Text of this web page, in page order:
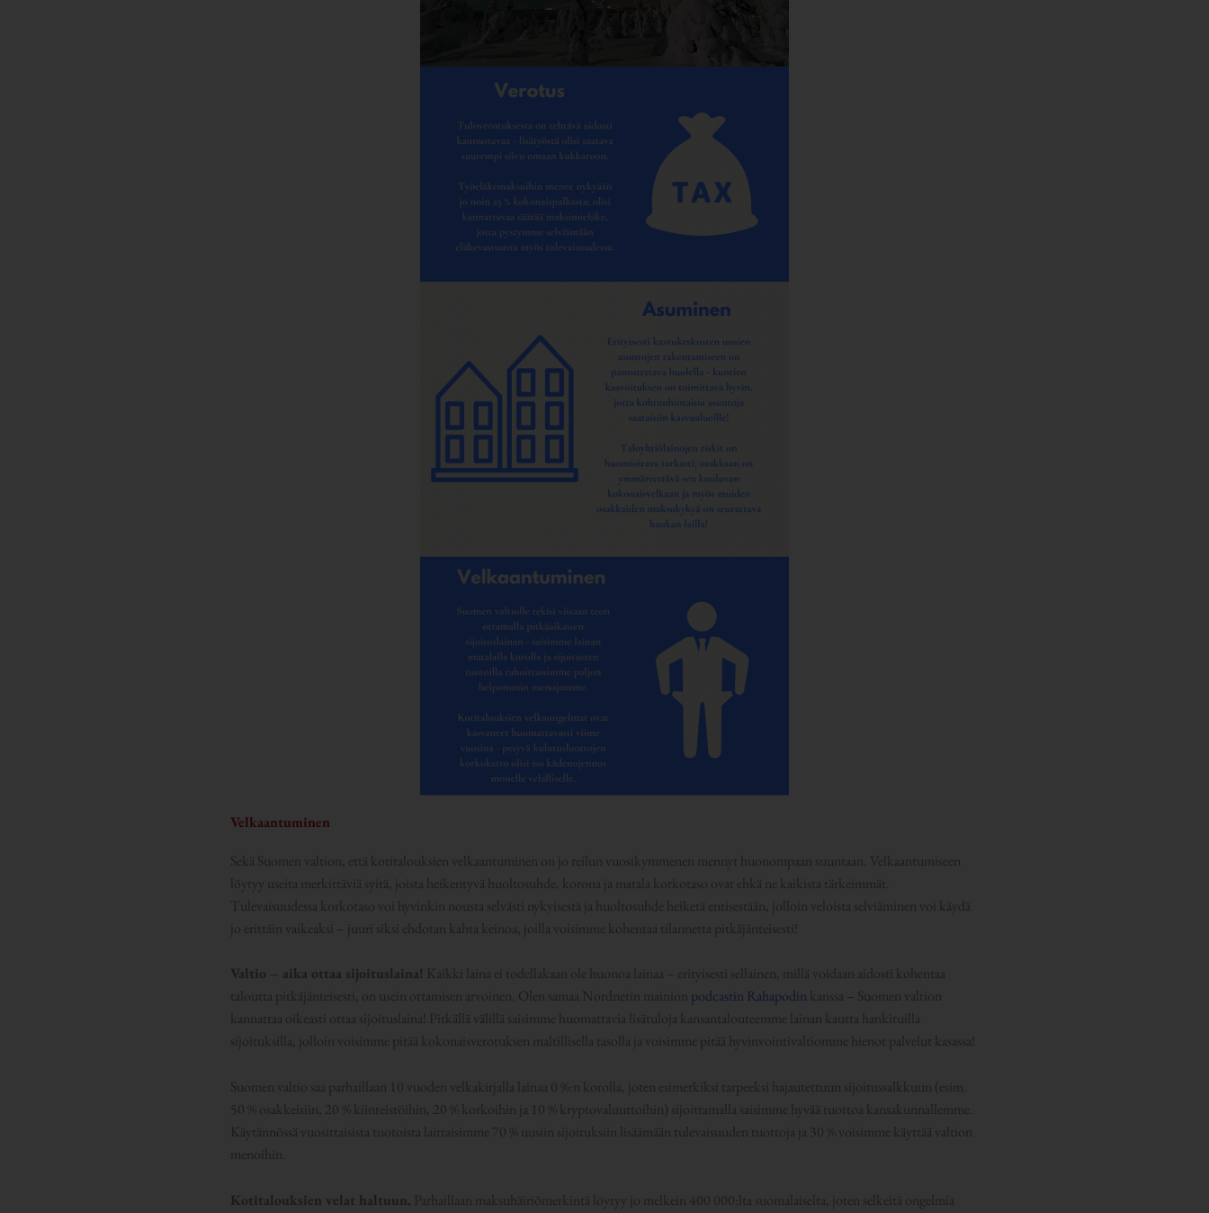
Velkaantuminen
Sekä Suomen valtion, että kotitalouksien velkaantuminen on jo reilun vuosikymmenen mennyt huonompaan suuntaan. Velkaantumiseen
löytyy useita merkittäviä syitä, joista heikentyvä huoltosuhde, korona ja matala korkotaso ovat ehkä ne kaikista tärkeimmät.
Tulevaisuudessa korkotaso voi hyvinkin nousta selvästi nykyisestä ja huoltosuhde heiketä entisestään, jolloin veloista selviäminen voi käydä
jo erittäin vaikeaksi – juuri siksi ehdotan kahta keinoa, joilla voisimme kohentaa tilannetta pitkäjänteisesti!
Valtio – aika ottaa sijoituslaina! Kaikki laina ei todellakaan ole huonoa lainaa – erityisesti sellainen, millä voidaan aidosti kohentaa
taloutta pitkäjänteisesti, on usein ottamisen arvoinen. Olen samaa Nordnetin mainion podcastin Rahapodin kanssa – Suomen valtion
kannattaa oikeasti ottaa sijoituslaina! Pitkällä välillä saisimme huomattavia lisätuloja kansantalouteemme lainan kautta hankituilla
sijoituksilla, jolloin voisimme pitää kokonaisverotuksen maltillisella tasolla ja voisimme pitää hyvinvointivaltiomme hienot palvelut kasassa!
Suomen valtio saa parhaillaan 10 vuoden velkakirjalla lainaa 0 %:n korolla, joten esimerkiksi tarpeeksi hajautettuun sijoitussalkkuun (esim.
50 % osakkeisiin, 20 % kiinteistöihin, 20 % korkoihin ja 10 % kryptovaluuttoihin) sijoittamalla saisimme hyvää tuottoa kansakunnallemme.
Käytännössä vuosittaisista tuotoista laittaisimme 70 % uusiin sijoituksiin lisäämään tulevaisuuden tuottoja ja 30 % voisimme käyttää valtion
menoihin.
Kotitalouksien velat haltuun. Parhaillaan maksuhäiriömerkintä löytyy jo melkein 400 000:lta suomalaiselta, joten selkeitä ongelmia